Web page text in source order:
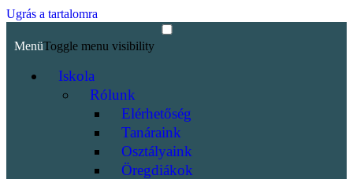
Ugrás a tartalomra
MenüToggle menu visibility
Iskola
Rólunk
Elérhetőség
Tanáraink
Osztályaink
Öregdiákok